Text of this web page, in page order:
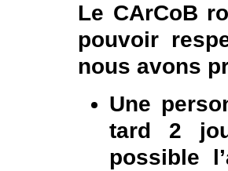
Le CArCoB
pouvoir
nous avons
Une
tard 2
possible